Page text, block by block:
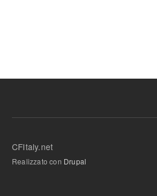
CFItaly.net
Realizzato con Drupal